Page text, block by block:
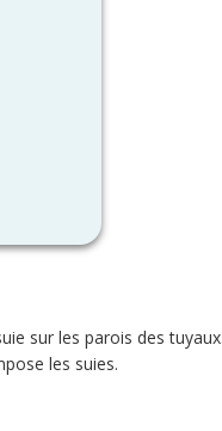
sur les parois des
les suies.